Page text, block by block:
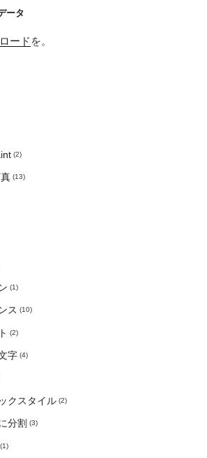
ータ
ード を。
(2)
(13)
(1)
ス (10)
(2)
字 (4)
クスタイル (2)
分割 (3)
(1)